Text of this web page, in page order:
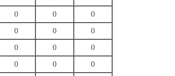
0 0
0
0 0
0
0 0
0
0 0
0